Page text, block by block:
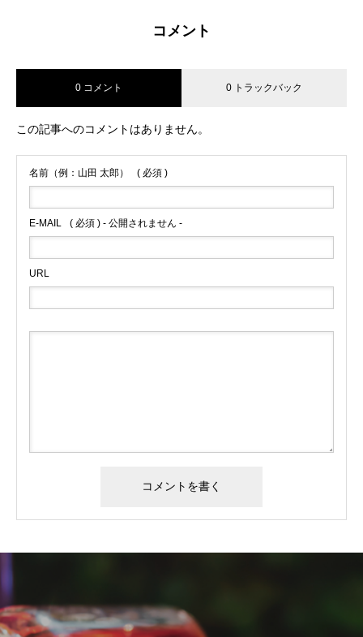
コメント
0 コメント 0 トラックバック
この記事へのコメントはありません。
名前（例：山田 太郎） ( 必須 )
E-MAIL ( 必須 ) - 公開されません -
URL